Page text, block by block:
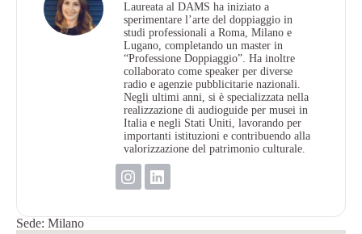
Laureata al DAMS ha iniziato a
sperimentare l’arte del doppiaggio in
studi professionali a Roma, Milano e
Lugano, completando un master in
“Professione Doppiaggio”. Ha inoltre
collaborato come speaker per diverse
radio e agenzie pubblicitarie nazionali.
Negli ultimi anni, si è specializzata nella
realizzazione di audioguide per musei in
Italia e negli Stati Uniti, lavorando per
importanti istituzioni e contribuendo alla
valorizzazione del patrimonio culturale.
Sede: Milano